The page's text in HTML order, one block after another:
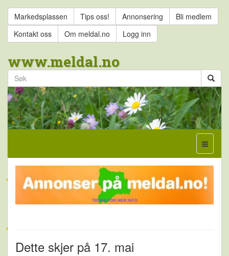
Markedsplassen Tips oss! Annonsering
Bli medlem
Kontakt oss
Om meldal.no Logg inn
www.meldal.no
Dette skjer på 17. mai